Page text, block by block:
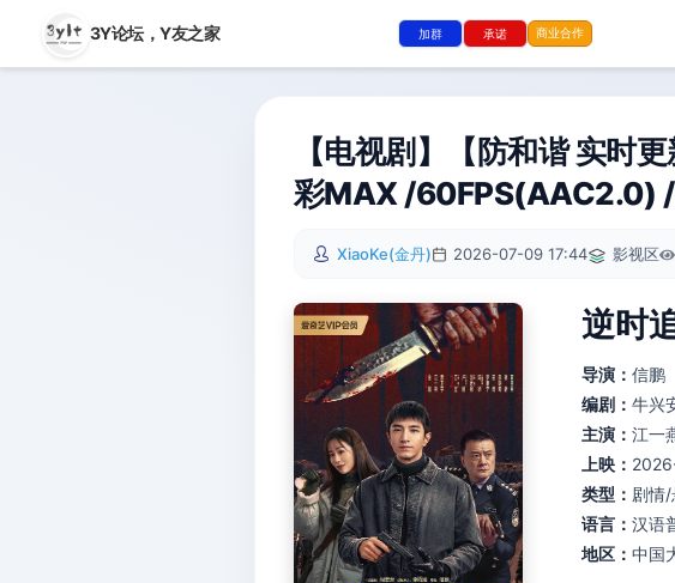
3Y论坛，Y友之家 加群 承诺 商业合作
【电视剧】【防和谐 实时
彩MAX /60FPS(AAC2.0)
XiaoKe(金丹) 2026-07-09 17:44 影视区
逆时
导演： 信鹏
编剧： 牛兴
主演： 江一
上映：
类型： 剧情
语言： 汉语
地区： 中国